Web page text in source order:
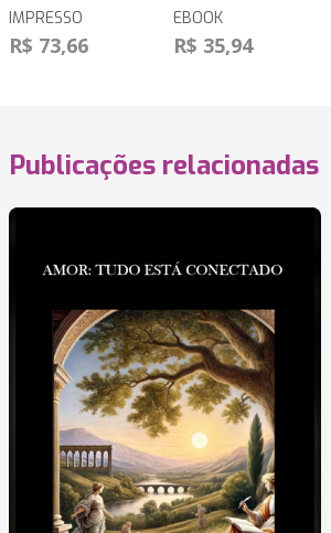
IMPRESSO
R$ 73,66
EBOOK
R$ 35,94
Publicações relacionadas